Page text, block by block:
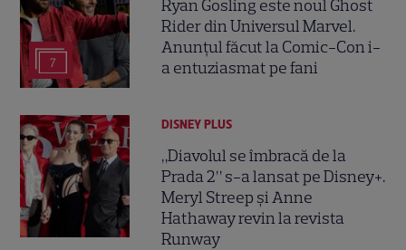
7
Ryan Gosling este noul Ghost
Rider din Universul Marvel.
Anunțul făcut la Comic-Con i-
a entuziasmat pe fani
DISNEY PLUS
„Diavolul se îmbracă de la
Prada 2” s-a lansat pe Disney+.
Meryl Streep și Anne
Hathaway revin la revista
Runway